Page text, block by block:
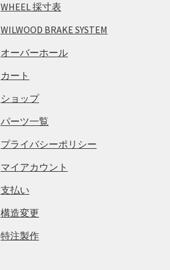
WHEEL 採寸表
WILWOOD BRAKE SYSTEM
オーバーホール
カート
ショップ
パーツ一覧
プライバシーポリシー
マイアカウント
支払い
構造変更
特注製作